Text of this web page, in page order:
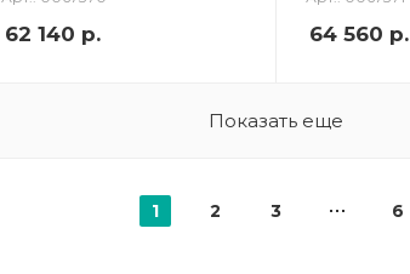
62 140 р. 64 560 р.
Показать еще
1 2 3 6